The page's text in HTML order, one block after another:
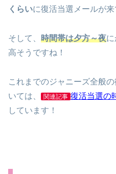
くらいに復活当選メールが来
そして、 時間帯は夕方～夜
高そうですね！
これまでのジャニーズ全般
いては、
関連記事 復活当選の
しています！